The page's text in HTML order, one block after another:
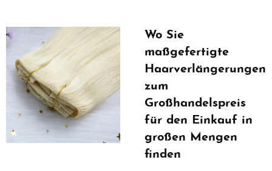
Wo Sie
maßgefertigte
Haarverlängerungen
zum
Großhandelspreis
für den Einkauf in
großen Mengen
finden